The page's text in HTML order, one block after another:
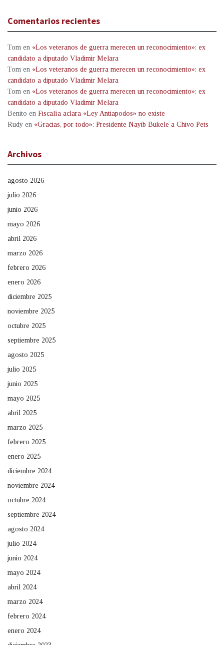
Comentarios recientes
Tom en «Los veteranos de guerra merecen un reconocimiento»: ex
candidato a diputado Vladimir Melara
Tom en «Los veteranos de guerra merecen un reconocimiento»: ex
candidato a diputado Vladimir Melara
Tom en «Los veteranos de guerra merecen un reconocimiento»: ex
candidato a diputado Vladimir Melara
Benito en Fiscalía aclara «Ley Antiapodos» no existe
Rudy en «Gracias, por todo»: Presidente Nayib Bukele a Chivo Pets
Archivos
agosto 2026
julio 2026
junio 2026
mayo 2026
abril 2026
marzo 2026
febrero 2026
enero 2026
diciembre 2025
noviembre 2025
octubre 2025
septiembre 2025
agosto 2025
julio 2025
junio 2025
mayo 2025
abril 2025
marzo 2025
febrero 2025
enero 2025
diciembre 2024
noviembre 2024
octubre 2024
septiembre 2024
agosto 2024
julio 2024
junio 2024
mayo 2024
abril 2024
marzo 2024
febrero 2024
enero 2024